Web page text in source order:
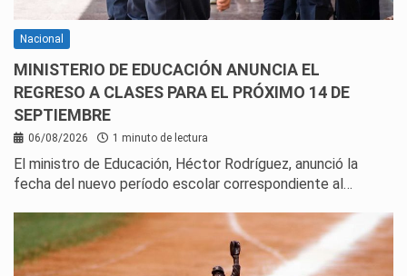
Nacional
MINISTERIO DE EDUCACIÓN ANUNCIA EL
REGRESO A CLASES PARA EL PRÓXIMO 14 DE
SEPTIEMBRE
06/08/2026 1 minuto de lectura
El ministro de Educación, Héctor Rodríguez, anunció la
fecha del nuevo período escolar correspondiente al…